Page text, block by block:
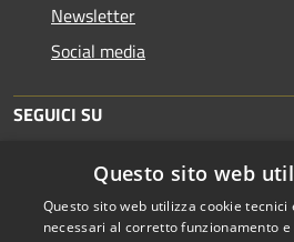
Newsletter
Social media
SEGUICI SU
Questo sito web
Questo sito web utilizza cookie
necessari al corretto funzionamento